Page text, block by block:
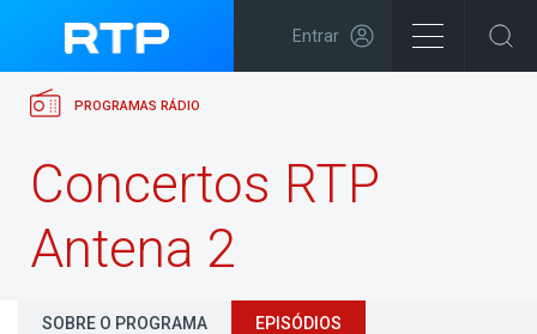
Entrar
PROGRAMAS RÁDIO
Concertos RTP
Antena 2
SOBRE O PROGRAMA EPISÓDIOS